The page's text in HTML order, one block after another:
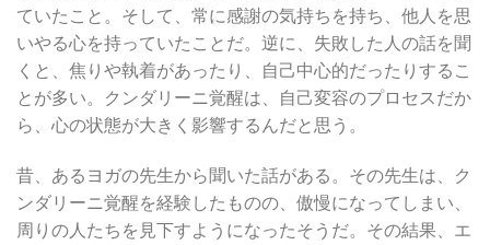
ていたこと。そして、常に感謝の気持ちを持ち、他人を思
いやる心を持っていたことだ。逆に、失敗した人の話を聞
くと、焦りや執着があったり、自己中心的だったりするこ
とが多い。クンダリーニ覚醒は、自己変容のプロセスだか
ら、心の状態が大きく影響するんだと思う。
昔、あるヨガの先生から聞いた話がある。その先生は、ク
ンダリーニ覚醒を経験したものの、傲慢になってしまい、
周りの人たちを見下すようになったそうだ。その結果、エ